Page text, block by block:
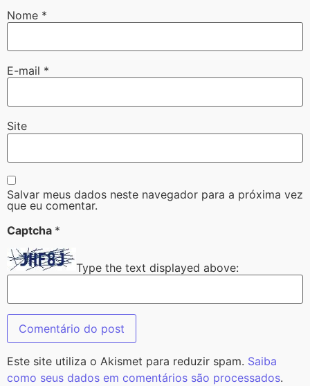
Nome *
E-mail *
Site
Salvar meus dados neste navegador para a próxima vez
que eu comentar.
Captcha *
Type the text displayed above:
Este site utiliza o Akismet para reduzir spam. Saiba
como seus dados em comentários são processados.